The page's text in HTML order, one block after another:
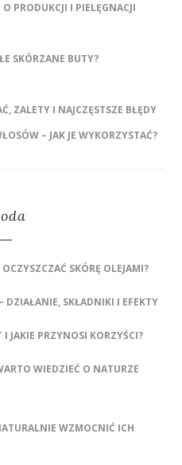
PRODUKCJI I PIELĘGNACJI
SKÓRZANE BUTY?
ZALETY I NAJCZĘSTSZE BŁĘDY
– JAK JE WYKORZYSTAĆ?
SKÓRĘ OLEJAMI?
DZIAŁANIE, SKŁADNIKI I EFEKTY
I JAKIE PRZYNOSI KORZYŚCI?
WIEDZIEĆ O NATURZE
WZMOCNIĆ ICH